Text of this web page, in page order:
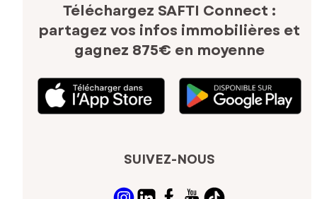
Téléchargez SAFTI Connect :
partagez vos infos immobilières et
gagnez 875€ en moyenne
SUIVEZ-NOUS